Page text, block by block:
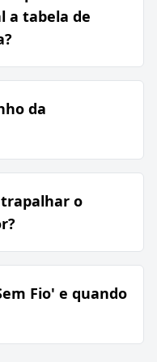
a tabela de
da
o
Fio' e quando